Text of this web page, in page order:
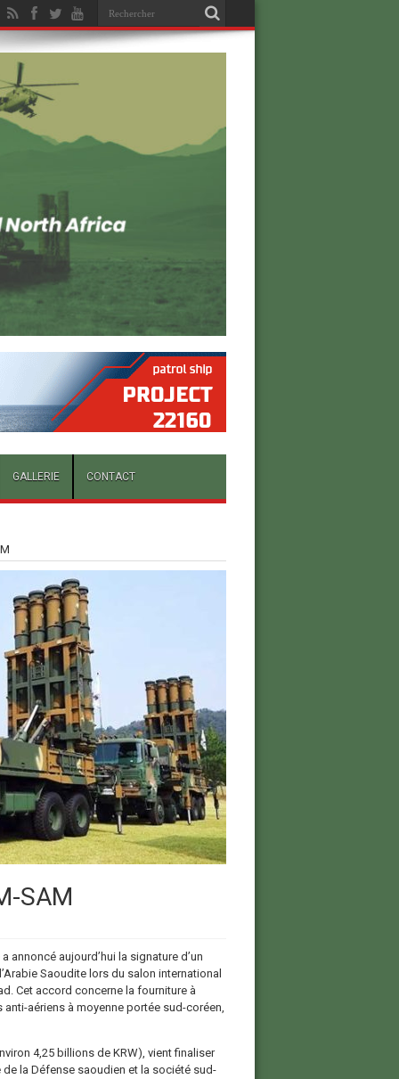
GALLERIE CONTACT
SAM
annoncé aujourd’hui la signature d’un
Saoudite lors du salon international
Cet accord concerne la fourniture à
aériens à moyenne portée sud-coréen,
4,25 billions de KRW), vient finaliser
la Défense saoudien et la société sud-